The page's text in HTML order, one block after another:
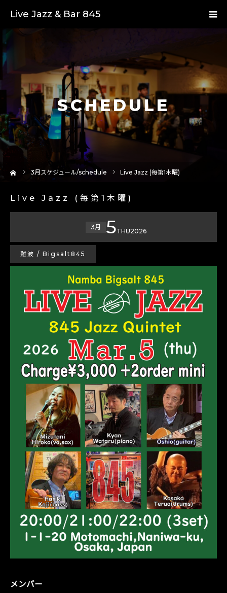
Live Jazz & Bar 845
SCHEDULE
3月スケジュール/schedule Live Jazz (每第1木曜)
Live Jazz (每第1木曜)
3月 5THU2026
難波 / Bigsalt845
メンバー